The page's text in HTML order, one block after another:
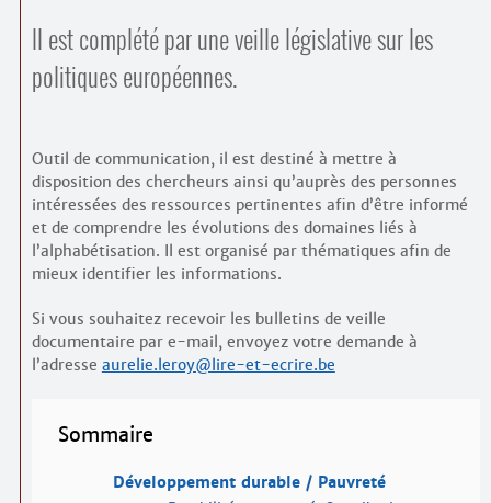
Il est complété par une veille législative sur les
politiques européennes.
Outil de communication, il est destiné à mettre à
disposition des chercheurs ainsi qu’auprès des personnes
intéressées des ressources pertinentes afin d’être informé
et de comprendre les évolutions des domaines liés à
l’alphabétisation. Il est organisé par thématiques afin de
mieux identifier les informations.
Si vous souhaitez recevoir les bulletins de veille
documentaire par e-mail, envoyez votre demande à
l’adresse aurelie.leroy@lire-et-ecrire.be
Sommaire
Développement durable / Pauvreté